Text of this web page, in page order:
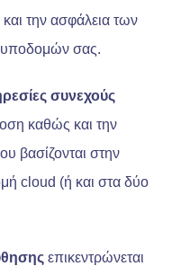
την ασφάλεια των
υποδομών σας.
συνεχούς
καθώς και την
βασίζονται στην
cloud (ή και στα δύο
επικεντρώνεται